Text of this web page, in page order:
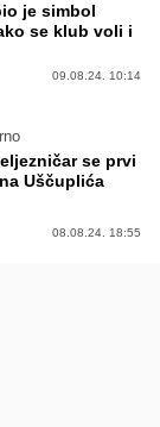
je simbol
se klub voli i
09.08.24. 10:14
se prvi
Uščuplića
08.08.24. 18:55